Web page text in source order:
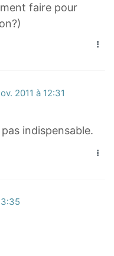
faire pour
2011 à 12:31
indispensable.